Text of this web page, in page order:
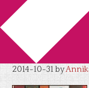
november
2014-10-31 by